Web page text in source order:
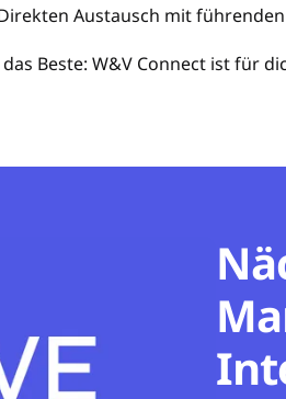
Austausch mit
Beste: W&V Connect ist für